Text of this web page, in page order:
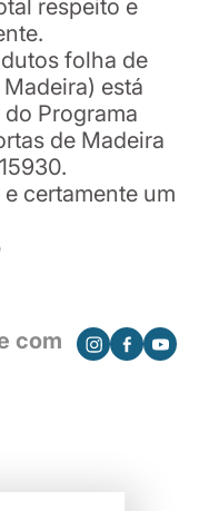
respeito e
folha de
está
Programa
de Madeira
certamente um
com